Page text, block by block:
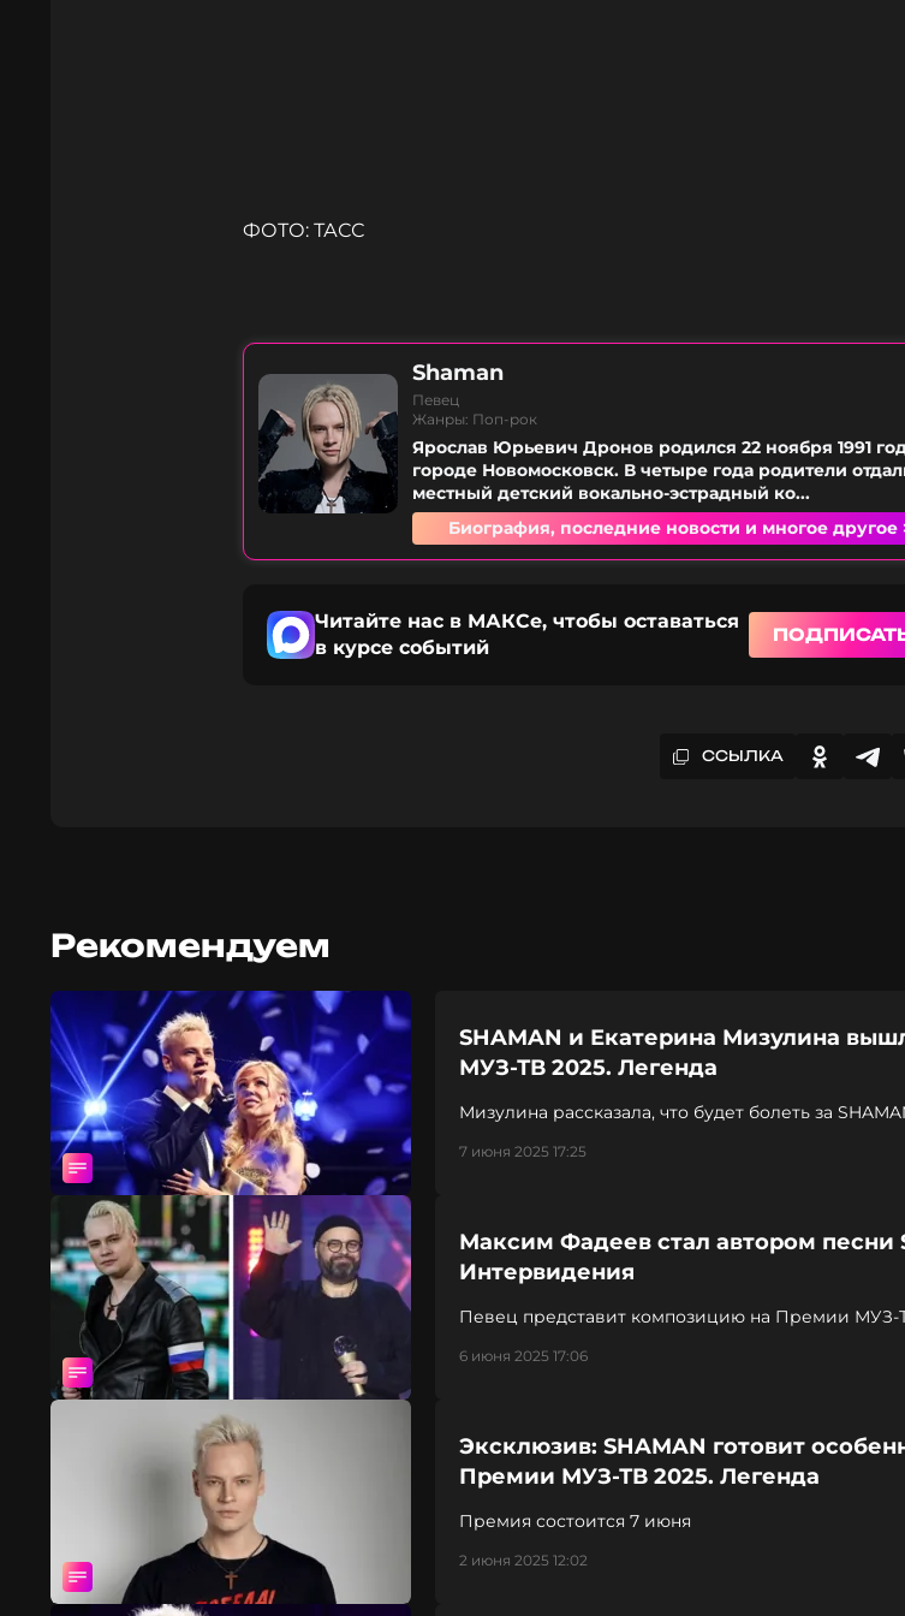
ФОТО: ТАСС
Shaman
Певец
Жанры: Поп-рок
Ярослав Юрьевич Дронов родился 22 ноября 1991
городе Новомосковск. В четыре года родители
местный детский вокально-эстрадный ко...
Биография, последние новости и многое другое
Читайте нас в МАКСе, чтобы оставаться
в курсе событий
ССЫЛКА
Рекомендуем
SHAMAN и Екатерина Мизулина
МУЗ-ТВ 2025. Легенда
Мизулина рассказала, что будет болеть за
7 июня 2025 17:25
Максим Фадеев стал автором песни
Интервидения
Певец представит композицию на Премии МУЗ-
6 июня 2025 17:06
Эксклюзив: SHAMAN готовит
Премии МУЗ-ТВ 2025. Легенда
Премия состоится 7 июня
2 июня 2025 12:02